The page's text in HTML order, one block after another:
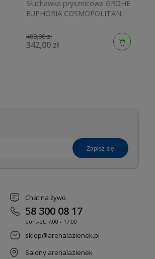
Słuchawka prysznicowa GROHE
EUPHORIA COSMOPOLITAN
27400GN0
488,00 zł
342,00 zł
zapisz się
Chat na żywo
58 300 08 17
pon.-pt. 7:00 - 17:00
sklep@arenalazienek.pl
Salony arenalazienek